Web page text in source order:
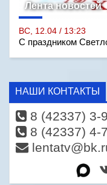
Лента новостей
ВС, 12.04 / 13:23
С праздником
НАШИ КОНТАКТЫ
8 (42337) 3-
8 (42337) 4-